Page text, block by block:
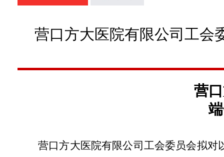
营口方大医院有限公司工会
营
营口方大医院有限公司工会委员会拟对